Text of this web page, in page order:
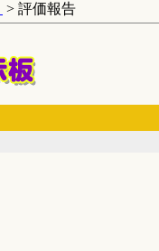
> 評価報告